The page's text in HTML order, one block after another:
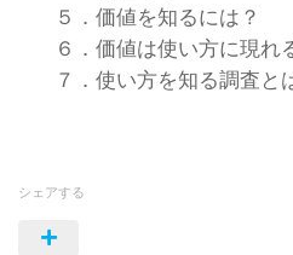
５．価値を知るには？
６．価値は使い方に現れ
７．使い方を知る調査と
シェアする